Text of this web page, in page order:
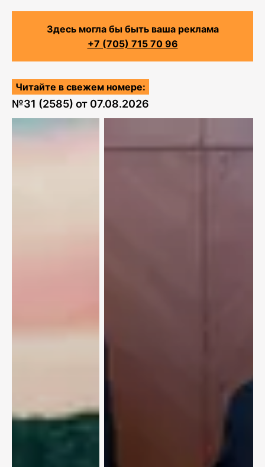
Здесь могла бы быть ваша реклама
+7 (705) 715 70 96
Читайте в свежем номере:
№31 (2585) от 07.08.2026